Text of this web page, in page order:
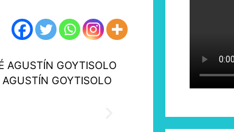
AGUSTÍN GOYTISOLO